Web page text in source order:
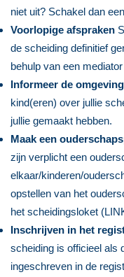
niet uit? Schakel dan
Voorlopige afspraken
de scheiding definitief
behulp van een
Informeer de omgeving
kind(eren) over jullie
jullie gemaakt hebben.
Maak een
zijn verplicht een
elkaar/kinderen/
opstellen van het
het scheidingsloket
Inschrijven in het
scheiding is officieel als
ingeschreven in de